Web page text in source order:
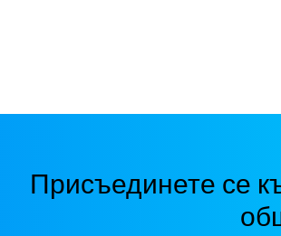
Присъединете се